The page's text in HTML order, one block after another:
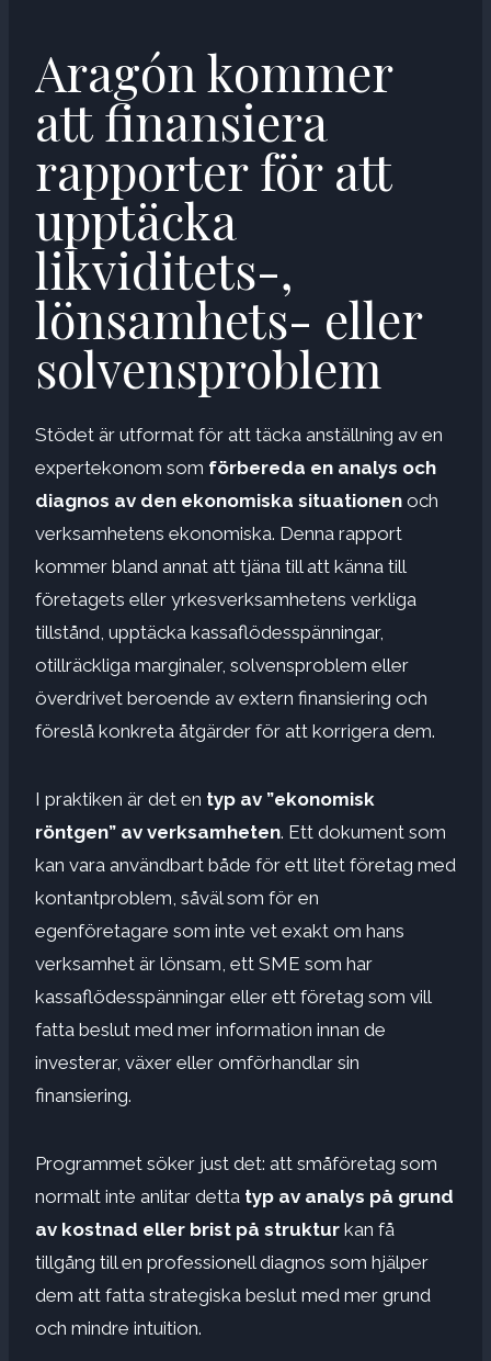
Aragón kommer
att finansiera
rapporter för att
upptäcka
likviditets-,
lönsamhets- eller
solvensproblem
Stödet är utformat för att täcka anställning av en
expertekonom som förbereda en analys och
diagnos av den ekonomiska situationen och
verksamhetens ekonomiska. Denna rapport
kommer bland annat att tjäna till att känna till
företagets eller yrkesverksamhetens verkliga
tillstånd, upptäcka kassaflödesspänningar,
otillräckliga marginaler, solvensproblem eller
överdrivet beroende av extern finansiering och
föreslå konkreta åtgärder för att korrigera dem.
I praktiken är det en typ av ”ekonomisk
röntgen” av verksamheten. Ett dokument som
kan vara användbart både för ett litet företag med
kontantproblem, såväl som för en
egenföretagare som inte vet exakt om hans
verksamhet är lönsam, ett SME som har
kassaflödesspänningar eller ett företag som vill
fatta beslut med mer information innan de
investerar, växer eller omförhandlar sin
finansiering.
Programmet söker just det: att småföretag som
normalt inte anlitar detta typ av analys på grund
av kostnad eller brist på struktur kan få
tillgång till en professionell diagnos som hjälper
dem att fatta strategiska beslut med mer grund
och mindre intuition.